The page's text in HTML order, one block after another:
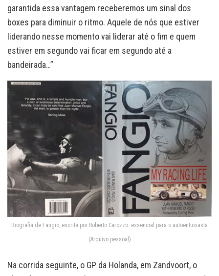
garantida essa vantagem receberemos um sinal dos
boxes para diminuir o ritmo. Aquele de nós que estiver
liderando nesse momento vai liderar até o fim e quem
estiver em segundo vai ficar em segundo até a
bandeirada…”
Biografia de Fangio, escrita por Roberto Carozzo: essencial para o autoentusiasta
(Arquivo pessoal)
Na corrida seguinte, o GP da Holanda, em Zandvoort, o